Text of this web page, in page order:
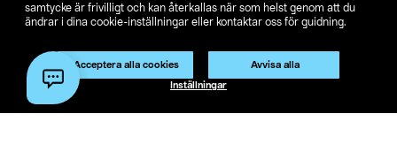
samtycke är frivilligt och kan återkallas när som helst genom att du
ändrar i dina cookie-inställningar eller kontaktar oss för guidning.
Acceptera alla cookies Avvisa alla
Inställningar
Köpvillkor